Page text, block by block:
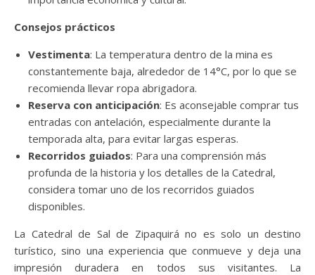
Consejos prácticos
Vestimenta: La temperatura dentro de la mina es
constantemente baja, alrededor de 14°C, por lo que se
recomienda llevar ropa abrigadora.
Reserva con anticipación: Es aconsejable comprar tus
entradas con antelación, especialmente durante la
temporada alta, para evitar largas esperas.
Recorridos guiados: Para una comprensión más
profunda de la historia y los detalles de la Catedral,
considera tomar uno de los recorridos guiados
disponibles.
La Catedral de Sal de Zipaquirá no es solo un destino
turístico, sino una experiencia que conmueve y deja una
impresión duradera en todos sus visitantes. La